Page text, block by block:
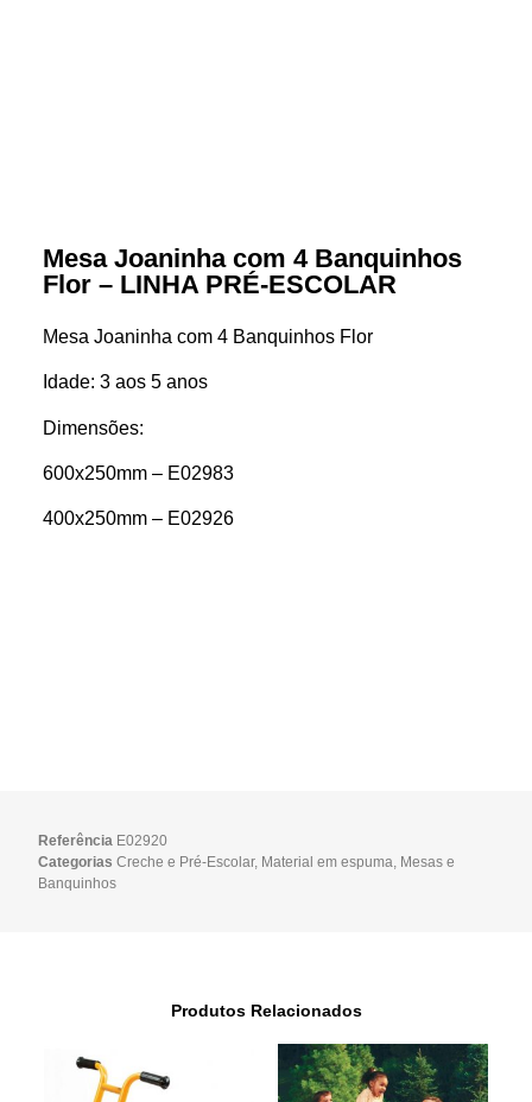
Mesa Joaninha com 4 Banquinhos
Flor – LINHA PRÉ-ESCOLAR
Mesa Joaninha com 4 Banquinhos Flor
Idade: 3 aos 5 anos
Dimensões:
600x250mm – E02983
400x250mm – E02926
Referência E02920
Categorias Creche e Pré-Escolar, Material em espuma Mesas e
Banquinhos
Produtos Relacionados